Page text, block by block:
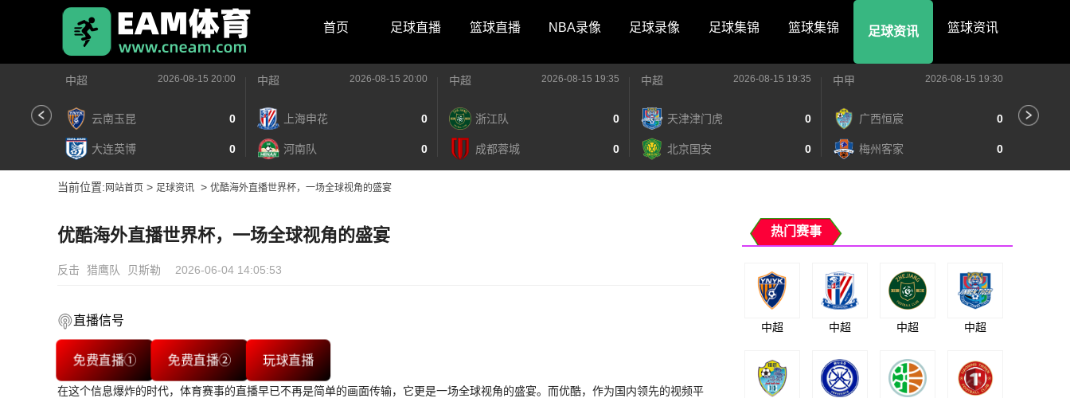
首页 足球直播 篮球直播 NBA录像 足球录像 足球集锦 篮球集锦 足球资讯 篮球资讯
中超 2026-08-15 20:00
云南玉昆 0
大连英博 0
中超 2026-08-15 20:00
上海申花 0
河南队 0
中超 2026-08-15 19:35
浙江队 0
成都蓉城 0
中超 2026-08-15 19:35
天津津门虎 0
北京国安 0
中甲 2026-08-15 19:30
广西恒宸 0
梅州客家 0
当前位置: 网站首页 > 足球资讯 > 优酷海外直播世界杯，一场全球视角的盛宴
优酷海外直播世界杯，一场全球视角的盛宴
反击 猎鹰队 贝斯勒 2026-06-04 14:05:53
直播信号
免费直播① 免费直播② 玩球直播
在这个信息爆炸的时代，体育赛事的直播早已不再是简单的画面传输，它更是一场全球视角的盛宴。而优酷，作为国内领先的视频平
热门赛事
中超 中超 中超 中超